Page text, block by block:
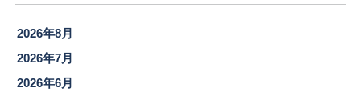
2026年8月
2026年7月
2026年6月